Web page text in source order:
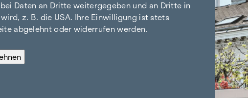
Daten an Dritte weitergegeben und an Dritte in
z. B. die USA. Ihre Einwilligung ist stets
abgelehnt oder widerrufen werden.